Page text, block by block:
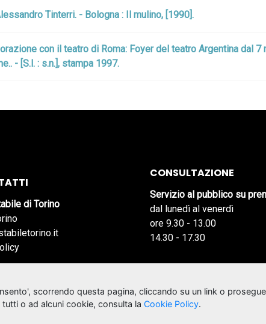
Tinterri. - Bologna : Il mulino, [1990].
con il teatro di Roma: Foyer del teatro Argentina dal
- [S.l. : s.n.], stampa 1997.
di Torino
CONSULTAZIONE
Servizio al pubblico su
dal lunedì al venerdì
ore 9.30 - 13.00
14.30 - 17.30
scorrendo questa pagina, cliccando su un link o
o ad alcuni cookie, consulta la Cookie Policy.